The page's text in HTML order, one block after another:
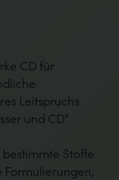
CD für
Leitspruchs
und CD“.
Stoffe
Formulierungen,